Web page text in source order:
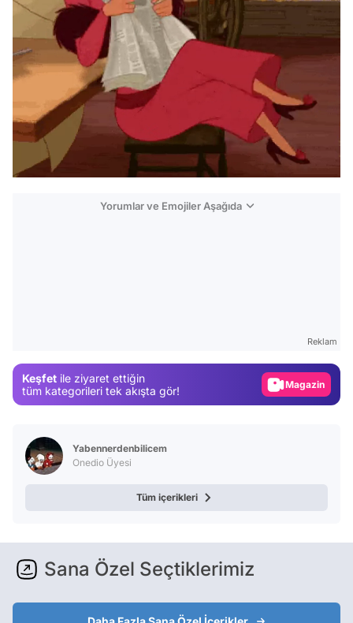
Yorumlar ve Emojiler Aşağıda
Reklam
Keşfet ile ziyaret ettiğin
tüm kategorileri tek akışta gör!
Magazin
Video
Yabennerdenbilicem
Onedio Üyesi
Tüm içerikleri
Sana Özel Seçtiklerimiz